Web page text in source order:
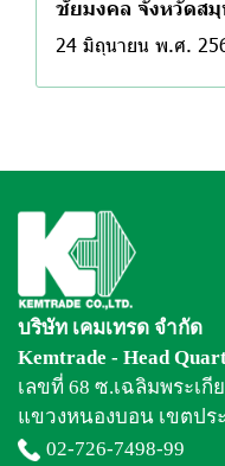
ชัยมงคล จังหวัดสมุ
24 มิถุนายน พ.ศ.
บริษัท เคมเทรด จำกัด
Kemtrade - Head
เลขที่ 68 ซ.เฉลิมพระเกี
แขวงหนองบอน เขตปร
02-726-7498-99